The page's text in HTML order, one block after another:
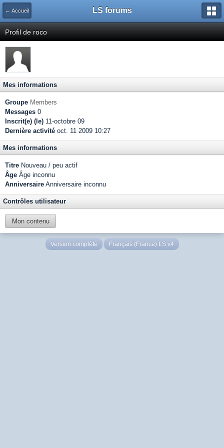
← Accueil LS forums
Profil de roco
Mes informations
Groupe Members
Messages 0
Inscrit(e) (le) 11-octobre 09
Dernière activité oct. 11 2009 10:27
Mes informations
Titre Nouveau / peu actif
Âge Âge inconnu
Anniversaire Anniversaire inconnu
Contrôles utilisateur
Mon contenu
Version complète Français (France) LS v4